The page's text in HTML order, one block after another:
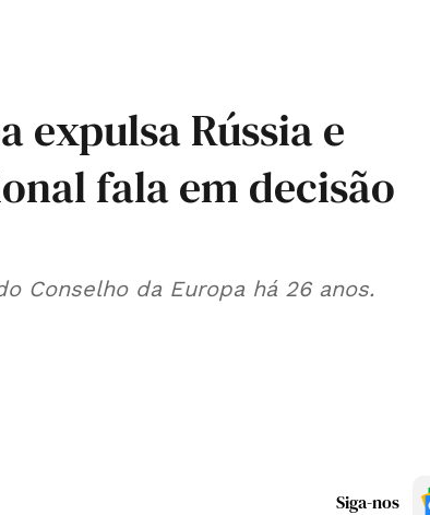
expulsa Rússia e
fala em decisão
Conselho da Europa há 26 anos.
Siga-nos